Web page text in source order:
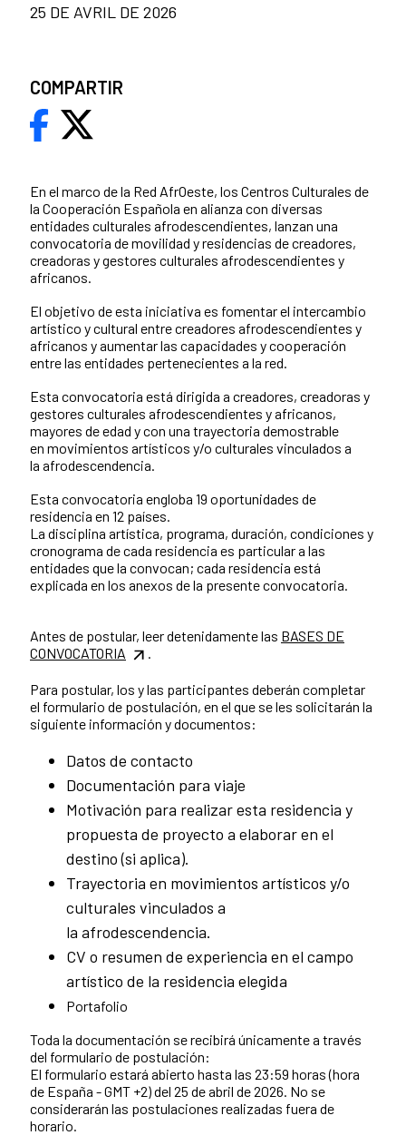
En el marco de la Red AfrOeste, los Centros Culturales de
la Cooperación Española en alianza con diversas
entidades culturales afrodescendientes, lanzan una
convocatoria de movilidad y residencias de creadores,
creadoras y gestores culturales afrodescendientes y
africanos.
El objetivo de esta iniciativa es fomentar el intercambio
artístico y cultural entre creadores afrodescendientes y
africanos y aumentar las capacidades y cooperación
entre las entidades pertenecientes a la red.
Esta convocatoria está dirigida a creadores, creadoras y
gestores culturales afrodescendientes y africanos,
mayores de edad y con una trayectoria demostrable
en movimientos artísticos y/o culturales vinculados a
la afrodescendencia.
Esta convocatoria engloba 19 oportunidades de
residencia en 12 países.
La disciplina artística, programa, duración, condiciones y
cronograma de cada residencia es particular a las
entidades que la convocan; cada residencia está
explicada en los anexos de la presente convocatoria.
Antes de postular, leer detenidamente las BASES DE
CONVOCATORIA
Para postular, los y las participantes deberán completar
el formulario de postulación, en el que se les solicitarán la
siguiente información y documentos:
Datos de contacto
Documentación para viaje
Motivación para realizar esta residencia y
propuesta de proyecto a elaborar en el
destino (si aplica).
Trayectoria en movimientos artísticos y/o
culturales vinculados a
la afrodescendencia.
CV o resumen de experiencia en el campo
artístico de la residencia elegida
Portafolio
Toda la documentación se recibirá únicamente a través
del formulario de postulación:
El formulario estará abierto hasta las 23:59 horas (hora
de España - GMT +2) del 25 de abril de 2026. No se
considerarán las postulaciones realizadas fuera de
horario.
25 DE AVRIL DE 2026
COMPARTIR